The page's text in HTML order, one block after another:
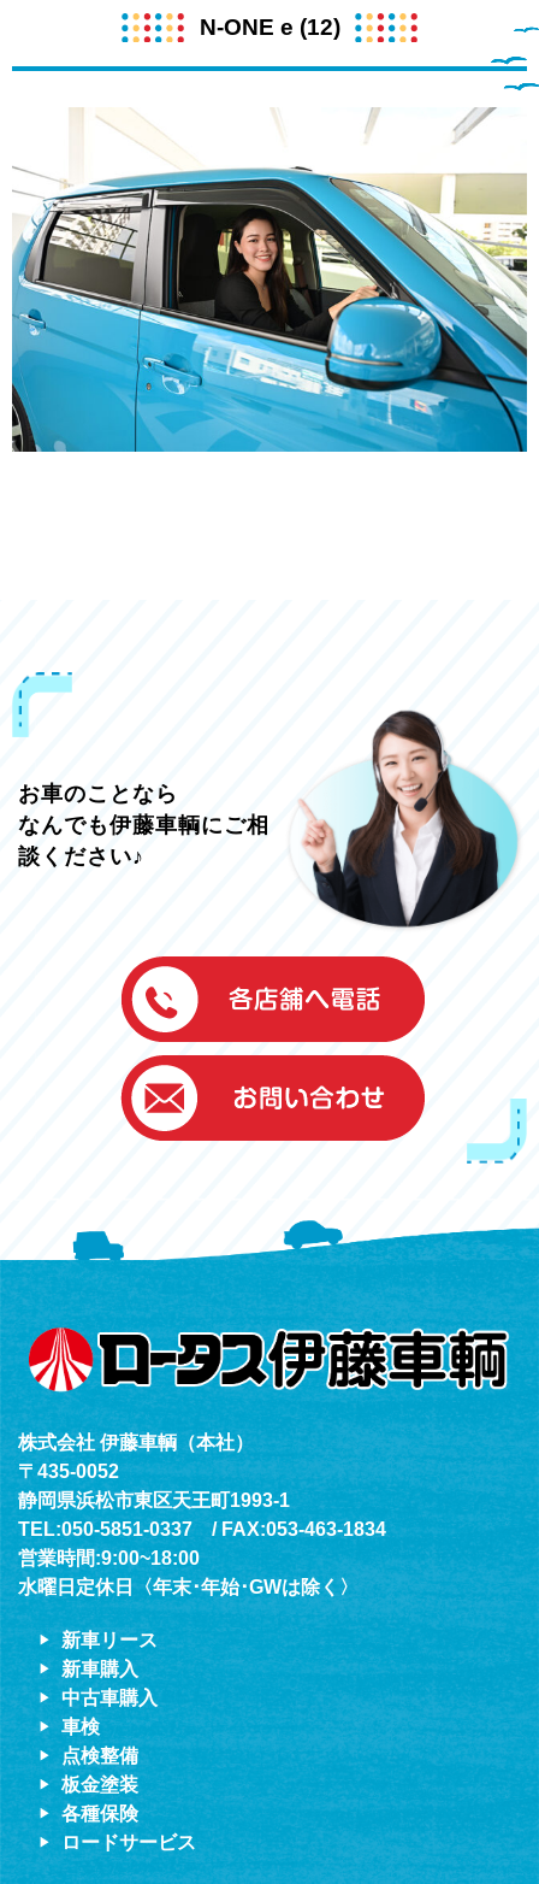
N-ONE e (12)
お車のことなら
なんでも伊藤車輌にご相
談ください♪
伊藤車輌（本社）
050-5851-0337
グッドワン浜松
050-5851-0338
浜北店
050-5851-0339
（年中無休24h対応）
株式会社 伊藤車輌（本社）
〒435-0052
静岡県浜松市東区天王町1993-1
TEL:050-5851-0337 / FAX:053-463-1834
営業時間:9:00~18:00
水曜日定休日〈年末･年始･GWは除く〉
新車リース
新車購入
中古車購入
車検
点検整備
板金塗装
各種保険
ロードサービス